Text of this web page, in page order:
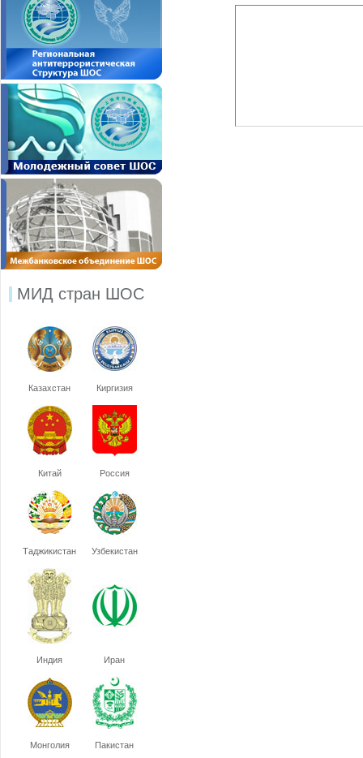
МИД стран ШОС
Казахстан Киргизия
Китай Россия
Таджикистан Узбекистан
Индия Иран
Монголия Пакистан